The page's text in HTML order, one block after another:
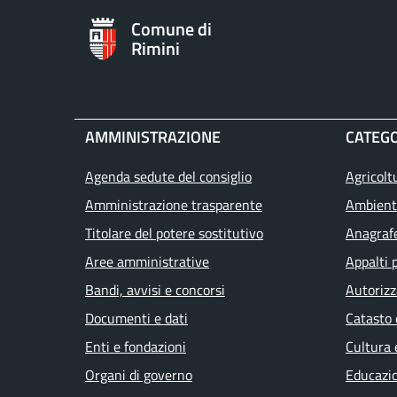
Comune di
Rimini
AMMINISTRAZIONE
Agenda sedute del consiglio
Amministrazione trasparente
Titolare del potere sostitutivo
Aree amministrative
Bandi, avvisi e concorsi
Documenti e dati
Enti e fondazioni
Organi di governo
Appalti
Cultura